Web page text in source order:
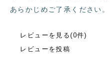
あらかじめご了承ください。
レビューを見る(0件)
レビューを投稿